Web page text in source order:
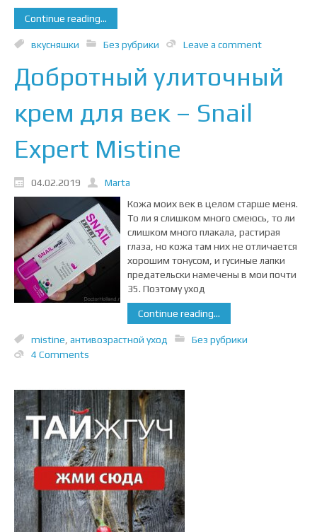
Continue reading...
вкусняшки Без рубрики Leave a comment
Добротный улиточный
крем для век – Snail
Expert Mistine
04.02.2019
Marta
Кожа моих век в целом старше меня.
То ли я слишком много смеюсь, то ли
слишком много плакала, растирая
глаза, но кожа там них не отличается
хорошим тонусом, и гусиные лапки
предательски намечены в мои почти
35. Поэтому уход
Continue reading...
mistine антивозрастной уход
Без рубрики
4 Comments